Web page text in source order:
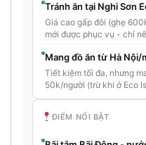
Tránh ăn tại Nghi Sơn
Giá cao gấp đôi (ghẹ
mới được phục vụ - chỉ
Mang đồ ăn từ Hà Nội/
Tiết kiệm tối đa, nhưng
50k/người (trừ khi ở Eco
ĐIỂM NỔI BẬT